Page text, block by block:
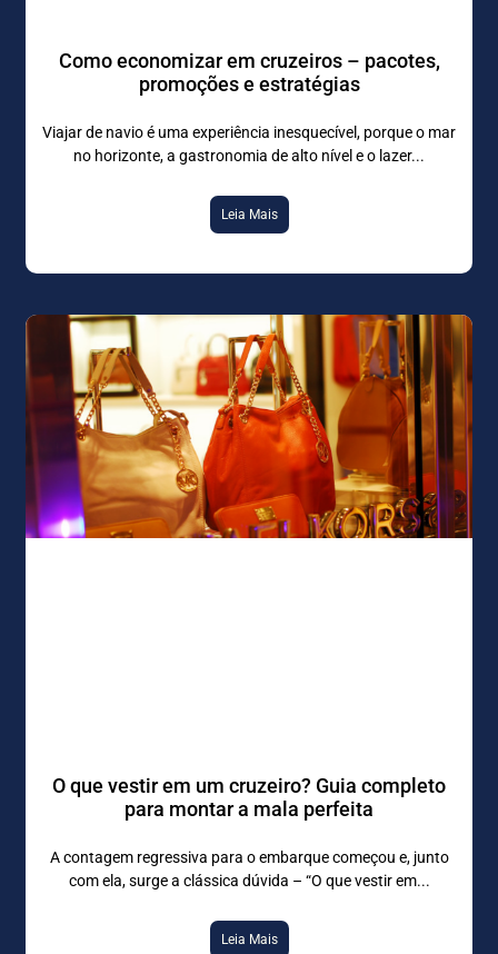
Como economizar em cruzeiros – pacotes,
promoções e estratégias
Viajar de navio é uma experiência inesquecível, porque o mar
no horizonte, a gastronomia de alto nível e o lazer
Leia Mais
O que vestir em um cruzeiro? Guia completo
para montar a mala perfeita
A contagem regressiva para o embarque começou e, junto
com ela, surge a clássica dúvida – “O que vestir em
Leia Mais